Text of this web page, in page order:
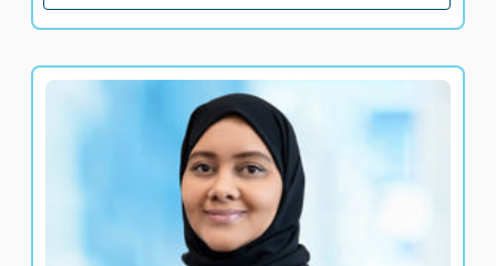
ناعمة سعيد الشامسي
أخصائية تغذية سريرية